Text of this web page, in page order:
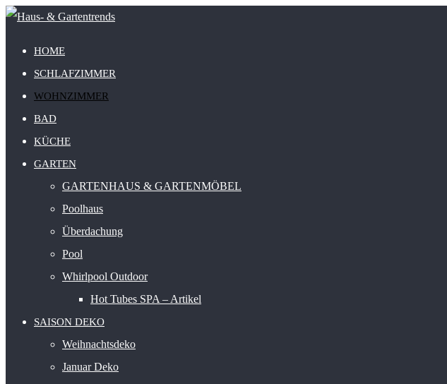
HOME
SCHLAFZIMMER
WOHNZIMMER
BAD
KÜCHE
GARTEN
GARTENHAUS & GARTENMÖBEL
Poolhaus
Überdachung
Pool
Whirlpool Outdoor
Hot Tubes SPA – Artikel
SAISON DEKO
Weihnachtsdeko
Januar Deko